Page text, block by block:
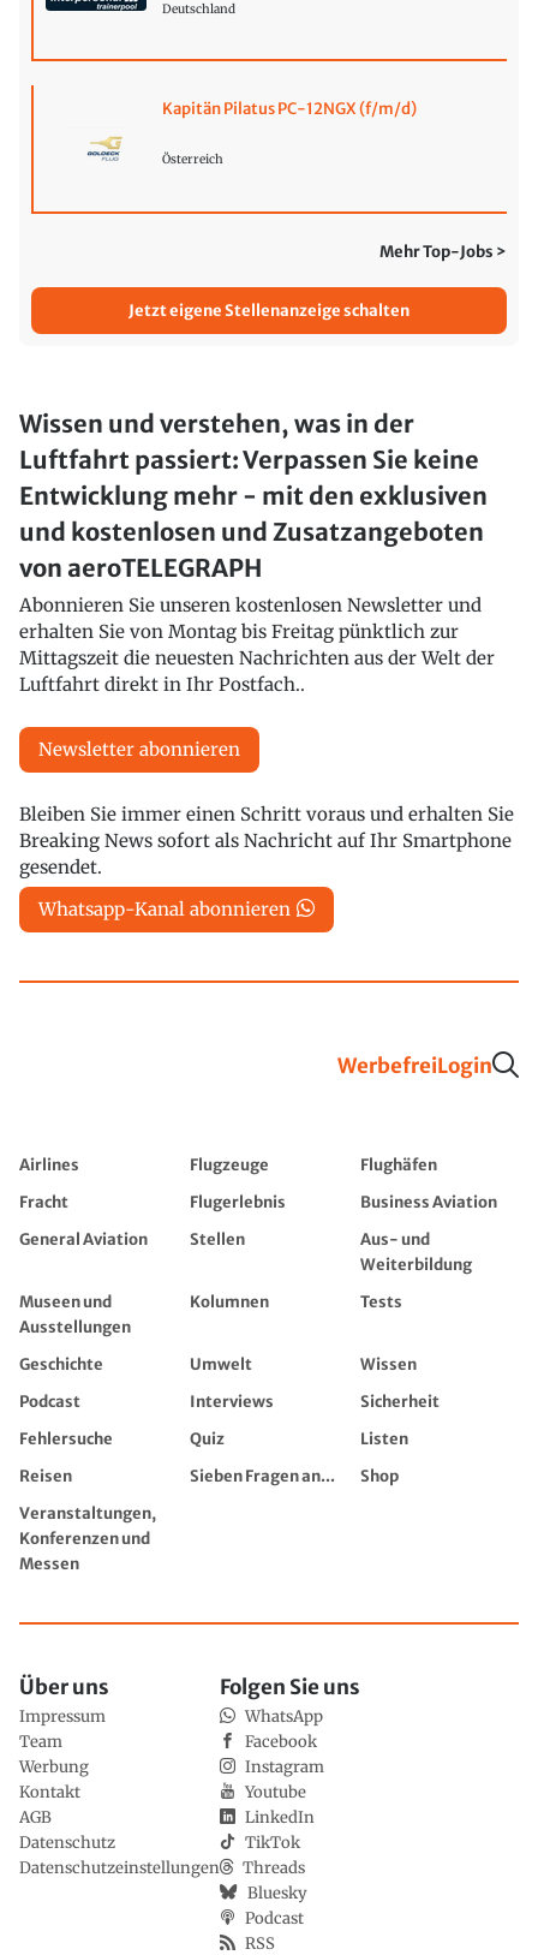
Deutschland
Kapitän Pilatus PC-12NGX (f/m/d)
Österreich
Mehr Top-Jobs >
Jetzt eigene Stellenanzeige schalten
Wissen und verstehen, was in der
Luftfahrt passiert: Verpassen Sie keine
Entwicklung mehr - mit den exklusiven
und kostenlosen und Zusatzangeboten
von aeroTELEGRAPH
Abonnieren Sie unseren kostenlosen Newsletter und
erhalten Sie von Montag bis Freitag pünktlich zur
Mittagszeit die neuesten Nachrichten aus der Welt der
Luftfahrt direkt in Ihr Postfach..
Newsletter abonnieren
Bleiben Sie immer einen Schritt voraus und erhalten Sie
Breaking News sofort als Nachricht auf Ihr Smartphone
gesendet.
Whatsapp-Kanal abonnieren
WerbefreiLogin
Airlines Flugzeuge
Flughäfen
Fracht
Flugerlebnis
Business Aviation
General Aviation
Stellen
Aus- und
Weiterbildung
Museen und
Ausstellungen
Kolumnen Tests
Geschichte Umwelt
Wissen
Podcast
Interviews
Sicherheit
Fehlersuche
Quiz
Listen
Reisen
Sieben Fragen an...
Shop
Veranstaltungen,
Konferenzen und
Messen
Über uns
Impressum
Team
Werbung
Kontakt
AGB
Datenschutz
Datenschutzeinstellungen
Folgen Sie uns
WhatsApp
Facebook
Instagram
Youtube
LinkedIn
TikTok
Threads
Bluesky
Podcast
RSS